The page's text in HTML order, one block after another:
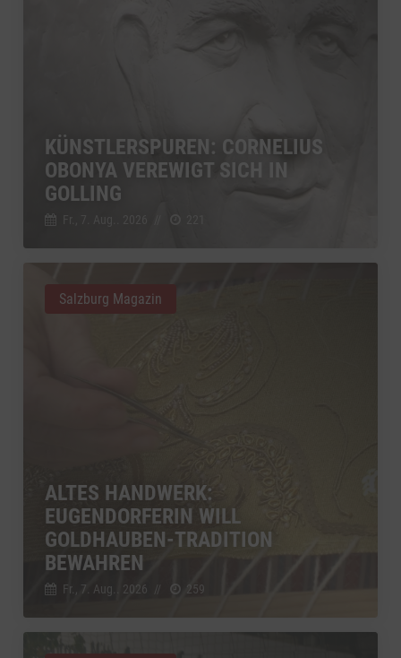
KÜNSTLERSPUREN: CORNELIUS
OBONYA VEREWIGT SICH IN
GOLLING
Fr., 7. Aug.. 2026
ALTES HANDWERK:
EUGENDORFERIN WILL
GOLDHAUBEN-TRADITION
BEWAHREN
Fr., 7. Aug.. 2026 // 259
Salzburg Magazin